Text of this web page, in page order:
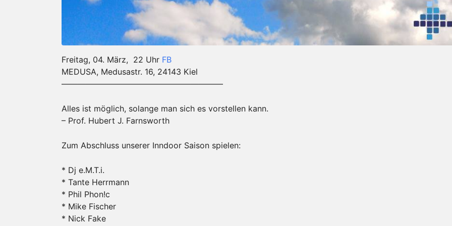
Freitag, 04. März, 22 Uhr FB
MEDUSA, Medusastr. 16, 24143 Kiel
————————————————————
Alles ist möglich, solange man sich es vorstellen kann.
– Prof. Hubert J. Farnsworth
Zum Abschluss unserer Inndoor Saison spielen:
* Dj e.M.T.i.
* Tante Herrmann
* Phil Phon!c
* Mike Fischer
* Nick Fake